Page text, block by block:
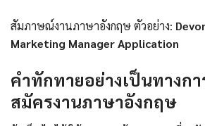
สัมภาษณ์งานภาษาอังกฤษ ตัวอย่าง:
Marketing Manager Application
คำทักทายอย่างเป็นทางก
สมัครงานภาษาอังกฤษ